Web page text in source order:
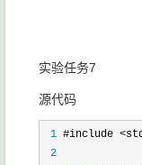
实验任务7
源代码
1
2